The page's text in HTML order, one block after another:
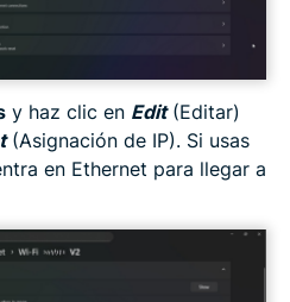
y haz clic en Edit(Editar)
(Asignación de IP). Si usas
en Ethernet para llegar a